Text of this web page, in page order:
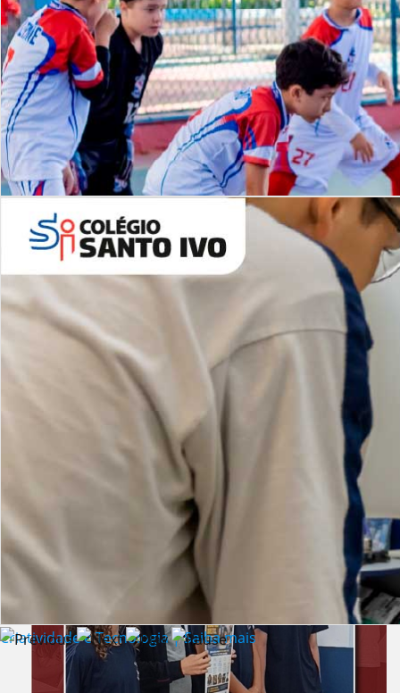
Desafios | Saiba mais
Criatividade e Tecnologia | Saiba mais
NOSSOCANAL